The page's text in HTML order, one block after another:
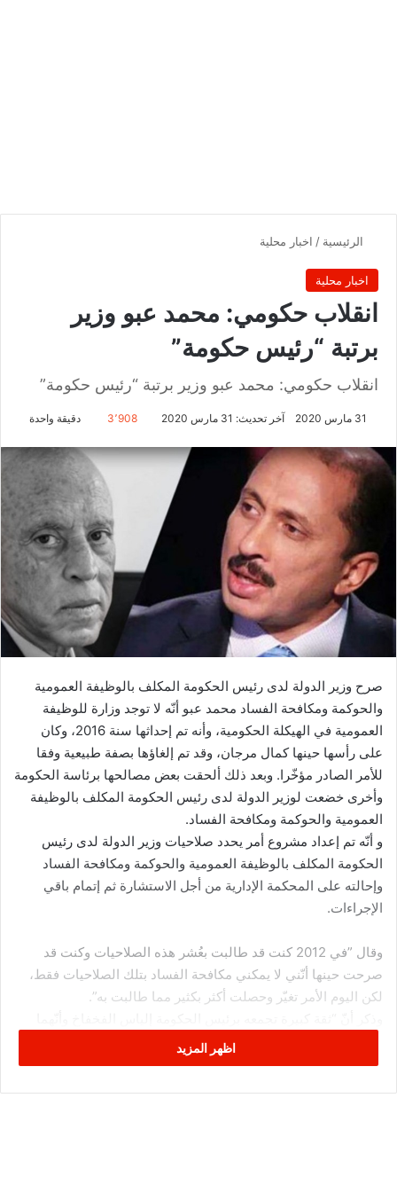
الرئيسية / اخبار محلية
اخبار محلية
انقلاب حكومي: محمد عبو وزير
برتبة “رئيس حكومة”
انقلاب حكومي: محمد عبو وزير برتبة “رئيس حكومة”
31 مارس 2020 آخر تحديث: 31 مارس 2020 3٬908 دقيقة واحدة
صرح وزير الدولة لدى رئيس الحكومة المكلف بالوظيفة العمومية
والحوكمة ومكافحة الفساد محمد عبو أنّه لا توجد وزارة للوظيفة
العمومية في الهيكلة الحكومية، وأنه تم إحداثها سنة 2016، وكان
على رأسها حينها كمال مرجان، وقد تم إلغاؤها بصفة طبيعية وفقا
للأمر الصادر مؤخّرا. وبعد ذلك ألحقت بعض مصالحها برئاسة الحكومة
وأخرى خضعت لوزير الدولة لدى رئيس الحكومة المكلف بالوظيفة
العمومية والحوكمة ومكافحة الفساد.
و أنّه تم إعداد مشروع أمر يحدد صلاحيات وزير الدولة لدى رئيس
الحكومة المكلف بالوظيفة العمومية والحوكمة ومكافحة الفساد
وإحالته على المحكمة الإدارية من أجل الاستشارة ثم إتمام باقي
الإجراءات.
وقال ”في 2012 كنت قد طالبت بعُشر هذه الصلاحيات وكنت قد
صرحت حينها أنّني لا يمكني مكافحة الفساد بتلك الصلاحيات فقط،
لكن اليوم الأمر تغيّر وحصلت أكثر بكثير مما طالبت به”.
يعملان كفريق بشكل منسجم، متابعا ”التنسيق يتم على المستوى
الحكومي لا الحزبي.. نحن فريق منضبط”.
اظهر المزيد